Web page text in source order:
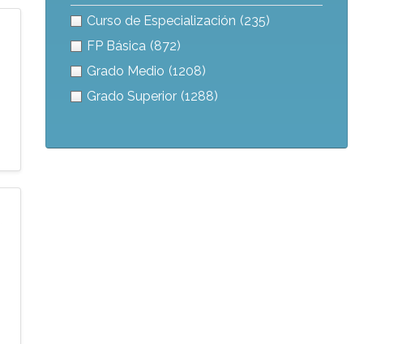
Curso de Especialización (235)
FP Básica (872)
Grado Medio (1208)
Grado Superior (1288)